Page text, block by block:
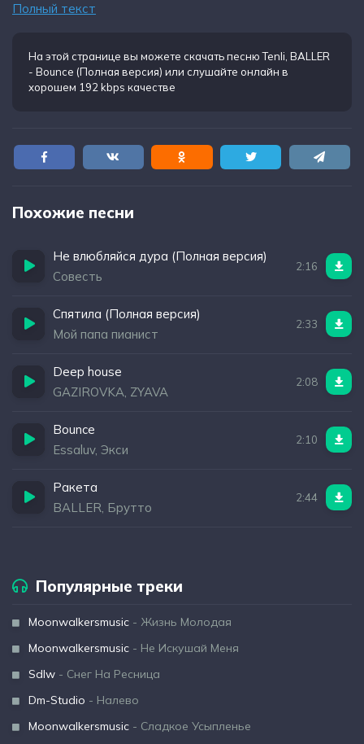
Жоғары-төмен жасаймын bounce
Полный текст
На этой странице вы можете скачать песню Tenli, BALLER
- Bounce (Полная версия) или слушайте онлайн в
хорошем 192 kbps качестве
Похожие песни
Не влюбляйся дура (Полная версия)
Совесть
2:16
Спятила (Полная версия)
Мой папа пианист
2:33
Deep house
GAZIROVKA, ZYAVA
2:08
Bounce
Essaluv, Экси
2:10
Ракета
BALLER, Брутто
2:44
Популярные треки
Moonwalkersmusic - Жизнь Молодая
Moonwalkersmusic - Не Искушай Меня
Sdlw - Снег На Ресница
Dm-Studio - Налево
Moonwalkersmusic - Сладкое Усыпленье